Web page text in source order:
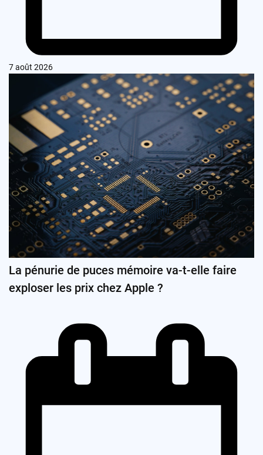
7 août 2026
La pénurie de puces mémoire va-t-elle faire
exploser les prix chez Apple ?